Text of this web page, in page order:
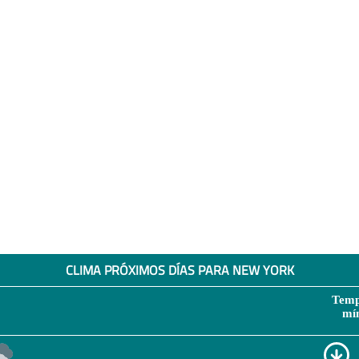
CLIMA PRÓXIMOS DÍAS PARA NEW YORK